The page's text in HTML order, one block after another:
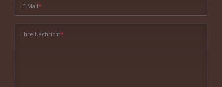
Pflichtfeld
E-Mail*
Pflichtfeld
Ihre Nachricht*